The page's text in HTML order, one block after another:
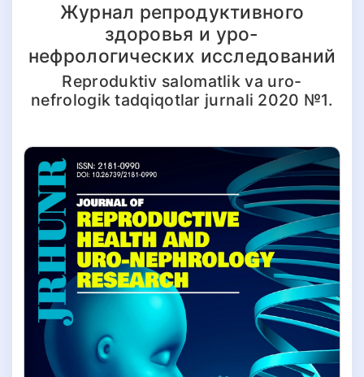
Журнал репродуктивного
здоровья и уро-
нефрологических исследований
Reproduktiv salomatlik va uro-
nefrologik tadqiqotlar jurnali 2020 №1.